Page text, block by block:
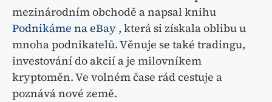
mezinárodním obchodě a napsal knihu
Podnikáme na eBay , která si získala oblibu u
mnoha podnikatelů. Věnuje se také tradingu,
investování do akcií a je milovníkem
kryptoměn. Ve volném čase rád cestuje a
poznává nové země.